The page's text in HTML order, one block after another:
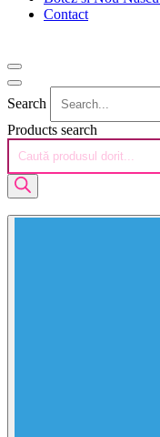
Contact
Search
Products search